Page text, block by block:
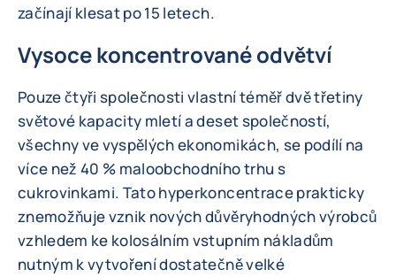
začínají klesat po 15 letech.
Vysoce koncentrované odvětví
Pouze čtyři společnosti vlastní téměř dvě třetiny
světové kapacity mletí a deset společností,
všechny ve vyspělých ekonomikách, se podílí na
více než 40 % maloobchodního trhu s
cukrovinkami. Tato hyperkoncentrace prakticky
znemožňuje vznik nových důvěryhodných výrobců
vzhledem ke kolosálním vstupním nákladům
nutným k vytvoření dostatečně velké